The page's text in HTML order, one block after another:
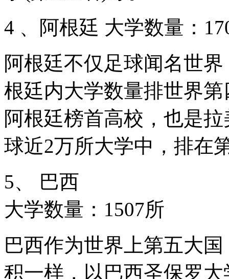
4 、阿根廷 大学数量：
阿根廷不仅足球闻名世
根廷内大学数量排世界
阿根廷榜首高校，也是
球近2万所大学中，排在
5、 巴西
大学数量：1507所
巴西作为世界上第五大
积一样，以巴西圣保罗